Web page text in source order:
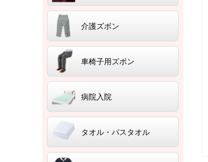
介護ズボン
車椅子用ズボン
病院入院
タオル・バスタオル